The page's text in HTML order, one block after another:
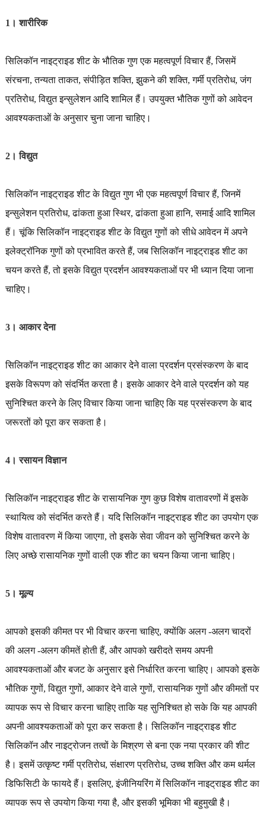
1। शारीरिक
सिलिकॉन नाइट्राइड शीट के भौतिक गुण एक महत्वपूर्ण विचार हैं, जिसमें
संरचना, तन्यता ताकत, संपीड़ित शक्ति, झुकने की शक्ति, गर्मी प्रतिरोध, जंग
प्रतिरोध, विद्युत इन्सुलेशन आदि शामिल हैं। उपयुक्त भौतिक गुणों को आवेदन
आवश्यकताओं के अनुसार चुना जाना चाहिए।
2। विद्युत
सिलिकॉन नाइट्राइड शीट के विद्युत गुण भी एक महत्वपूर्ण विचार हैं, जिनमें
इन्सुलेशन प्रतिरोध, ढांकता हुआ स्थिर, ढांकता हुआ हानि, समाई आदि शामिल
हैं। चूंकि सिलिकॉन नाइट्राइड शीट के विद्युत गुणों को सीधे आवेदन में अपने
इलेक्ट्रॉनिक गुणों को प्रभावित करते हैं, जब सिलिकॉन नाइट्राइड शीट का
चयन करते हैं, तो इसके विद्युत प्रदर्शन आवश्यकताओं पर भी ध्यान दिया जाना
चाहिए।
3। आकार देना
सिलिकॉन नाइट्राइड शीट का आकार देने वाला प्रदर्शन प्रसंस्करण के बाद
इसके विरूपण को संदर्भित करता है। इसके आकार देने वाले प्रदर्शन को यह
सुनिश्चित करने के लिए विचार किया जाना चाहिए कि यह प्रसंस्करण के बाद
जरूरतों को पूरा कर सकता है।
4। रसायन विज्ञान
सिलिकॉन नाइट्राइड शीट के रासायनिक गुण कुछ विशेष वातावरणों में इसके
स्थायित्व को संदर्भित करते हैं। यदि सिलिकॉन नाइट्राइड शीट का उपयोग एक
विशेष वातावरण में किया जाएगा, तो इसके सेवा जीवन को सुनिश्चित करने के
लिए अच्छे रासायनिक गुणों वाली एक शीट का चयन किया जाना चाहिए।
5। मूल्य
आपको इसकी कीमत पर भी विचार करना चाहिए, क्योंकि अलग -अलग चादरों
की अलग -अलग कीमतें होती हैं, और आपको खरीदते समय अपनी
आवश्यकताओं और बजट के अनुसार इसे निर्धारित करना चाहिए। आपको इसके
भौतिक गुणों, विद्युत गुणों, आकार देने वाले गुणों, रासायनिक गुणों और कीमतों पर
व्यापक रूप से विचार करना चाहिए ताकि यह सुनिश्चित हो सके कि यह आपकी
अपनी आवश्यकताओं को पूरा कर सकता है। सिलिकॉन नाइट्राइड शीट
सिलिकॉन और नाइट्रोजन तत्वों के मिश्रण से बना एक नया प्रकार की शीट
है। इसमें उत्कृष्ट गर्मी प्रतिरोध, संक्षारण प्रतिरोध, उच्च शक्ति और कम थर्मल
डिफिसिटी के फायदे हैं। इसलिए, इंजीनियरिंग में सिलिकॉन नाइट्राइड शीट का
व्यापक रूप से उपयोग किया गया है, और इसकी भूमिका भी बहुमुखी है।